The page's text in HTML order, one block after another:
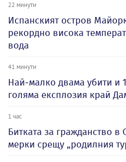
22 минути
Испанският остров
рекордно висока
вода
41 минути
Най-малко двама убити и
голяма експлозия край
1 час
Битката за гражданство
мерки срещу „родилния